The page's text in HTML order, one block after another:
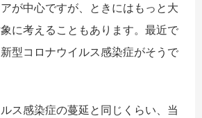
が中心ですが、ときにはもっと大
に考えることもあります。最近で
型コロナウイルス感染症がそうで
ス感染症の蔓延と同じくらい、当